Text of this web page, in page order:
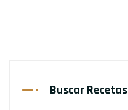
Buscar Recetas